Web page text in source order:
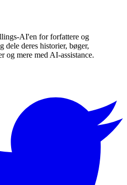
AI'en for forfattere og
dele deres historier, bøger,
og mere med AI-assistance.